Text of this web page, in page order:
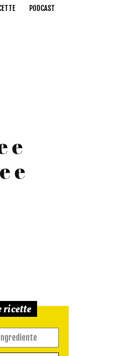
PODCAST
e
e
ricette